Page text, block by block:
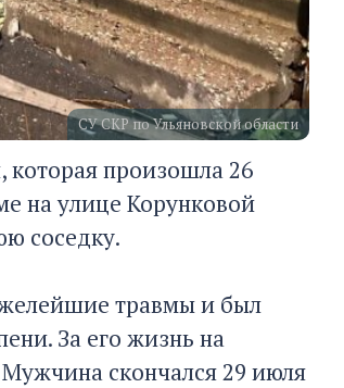
СУ СКР по Ульяновской области
которая произошла 26
на улице Корунковой
соседку.
травмы и был
За его жизнь на
скончался 29 июля